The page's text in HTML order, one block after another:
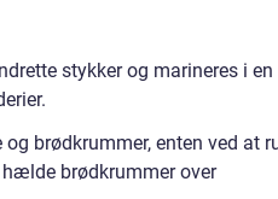
stykker og marineres i en
brødkrummer, enten ved at
brødkrummer over